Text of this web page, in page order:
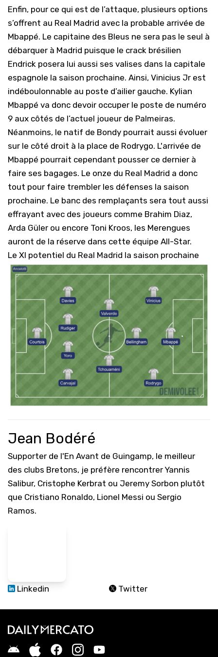
Enfin, pour ce qui est de l’attaque, plusieurs options
s’offrent au Real Madrid avec la probable arrivée de
Mbappé. Le capitaine des Bleus ne sera pas le seul à
débarquer à Madrid puisque le crack brésilien
Endrick posera lui aussi ses valises dans la capitale
espagnole la saison prochaine. Ainsi, Vinicius Jr est
indéboulonnable au poste d’ailier gauche. Kylian
Mbappé va donc devoir occuper le poste de numéro
9 aux côtés de l’actuel joueur de Palmeiras.
Néanmoins, le natif de Bondy pourrait aussi évoluer
sur le côté droit à la place de Rodrygo. L'arrivée de
Mbappé pourrait cependant pousser ce dernier à
faire ses bagages. Le onze du Real Madrid a donc
tout pour faire trembler les défenses la saison
prochaine. Le banc des remplaçants sera tout aussi
effrayant avec des joueurs comme Brahim Diaz,
Arda Güler ou encore Toni Kroos, les Merengues
auront de la réserve dans cette équipe All-Star.
Le XI potentiel du Real Madrid la saison prochaine
Jean Bodéré
Supporter de l'En Avant de Guingamp, le meilleur
des clubs Bretons, je préfère rencontrer Yannis
Salibur, Cristophe Kerbrat ou Jeremy Sorbon plutôt
que Cristiano Ronaldo, Lionel Messi ou Sergio
Ramos.
Linkedin Twitter